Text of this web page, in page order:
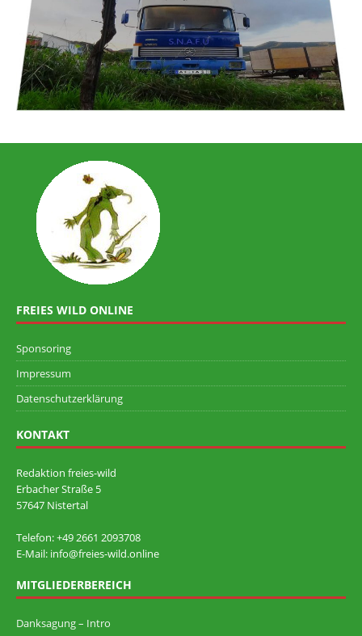
FREIES WILD ONLINE
Sponsoring
Impressum
Datenschutzerklärung
KONTAKT
Redaktion freies-wild
Erbacher Straße 5
57647 Nistertal
Telefon: +49 ‭2661 2093708
E-Mail: info@freies-wild.online
MITGLIEDERBEREICH
Danksagung – Intro